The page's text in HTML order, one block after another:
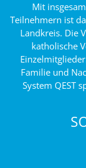
Mit
Teilnehmern ist
Landkreis. Die
katholische
Familie und
System QEST